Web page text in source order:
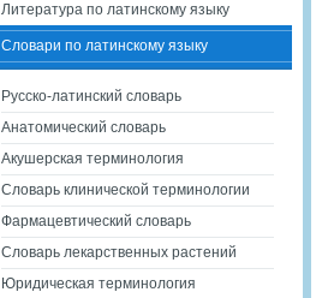
Литература по латинскому языку
Словари по латинскому языку
Русско-латинский словарь
Анатомический словарь
Акушерская терминология
Словарь клинической терминологии
Фармацевтический словарь
Словарь лекарственных растений
Юридическая терминология